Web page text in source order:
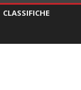
CLASSIFICHE